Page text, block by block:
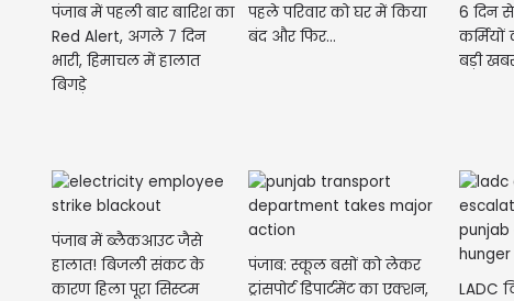
पंजाब में पहली बार बारिश का
Red Alert, अगले 7 दिन
भारी, हिमाचल में हालात
बिगड़े
पहले परिवार को घर में किया
बंद और फिर...
6 दिन
बड़ी
पंजाब में ब्लैकआउट जैसे
हालात! बिजली संकट के
कारण हिला पूरा सिस्टम
पंजाब: स्कूल बसों को लेकर
ट्रांसपोर्ट डिपार्टमेंट का एक्शन,
LADC